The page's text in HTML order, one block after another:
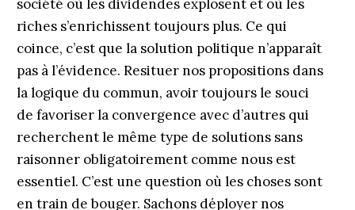
société où les dividendes explosent et où les
riches s’enrichissent toujours plus. Ce qui
coince, c’est que la solution politique n’apparaît
pas à l’évidence. Resituer nos propositions dans
la logique du commun, avoir toujours le souci
de favoriser la convergence avec d’autres qui
recherchent le même type de solutions sans
raisonner obligatoirement comme nous est
essentiel. C’est une question où les choses sont
en train de bouger. Sachons déployer nos